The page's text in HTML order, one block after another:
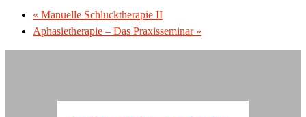
« Manuelle Schlucktherapie II
Aphasietherapie – Das Praxisseminar »